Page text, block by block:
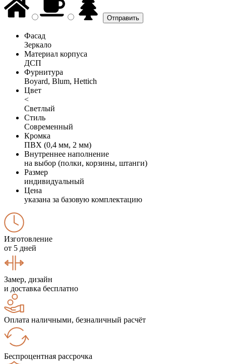
Фасад
Зеркало
Материал корпуса
ДСП
Фурнитура
Boyard, Blum, Hettich
Цвет
<
Светлый
Стиль
Современный
Кромка
ПВХ (0,4 мм, 2 мм)
Внутреннее наполнение
на выбор (полки, корзины, штанги)
Размер
индивидуальный
Цена
указана за базовую комплектацию
Изготовление
от 5 дней
Замер, дизайн
и доставка бесплатно
Оплата наличными, безналичный расчёт
Беспроцентная рассрочка